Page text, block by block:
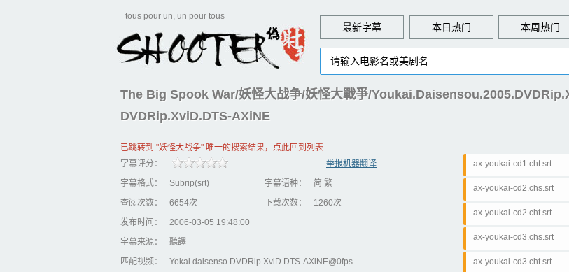
tous pour un, un pour tous
最新字幕 本日热门 本周热门
The Big Spook War/妖怪大战争/妖怪大戰爭/
DVDRip.XviD.DTS-AXiNE
已跳转到 "妖怪大战争" 唯一的搜索结果，点此回到列表
字幕评分：
举报机器翻译
字幕格式：
Subrip(srt) 字幕语种：
简 繁
查阅次数：
6654次 下载次数：
1260次
发布时间：
2006-03-05 19:48:00
字幕来源：
聽譯
匹配视频：
Yokai daisenso DVDRip.XviD.DTS-AXiNE@0fps
ax-youkai-cd1.cht.srt
ax-youkai-cd2.chs.srt
ax-youkai-cd2.cht.srt
ax-youkai-cd3.chs.srt
ax-youkai-cd3.cht.srt